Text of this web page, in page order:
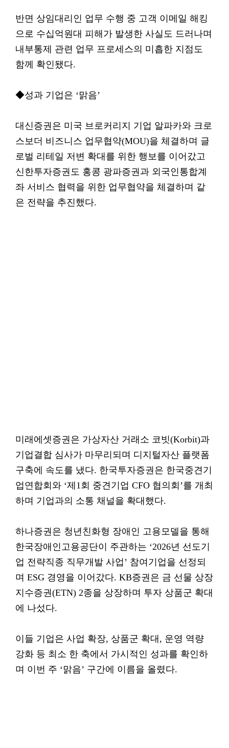
반면 상임대리인 업무 수행 중 고객 이메일 해킹
으로 수십억원대 피해가 발생한 사실도 드러나며
내부통제 관련 업무 프로세스의 미흡한 지점도
함께 확인됐다.
◆성과 기업은 ‘맑음’
대신증권은 미국 브로커리지 기업 알파카와 크로
스보더 비즈니스 업무협약(MOU)을 체결하며 글
로벌 리테일 저변 확대를 위한 행보를 이어갔고
신한투자증권도 홍콩 광파증권과 외국인통합계
좌 서비스 협력을 위한 업무협약을 체결하며 같
은 전략을 추진했다.
미래에셋증권은 가상자산 거래소 코빗(Korbit)과
기업결합 심사가 마무리되며 디지털자산 플랫폼
구축에 속도를 냈다. 한국투자증권은 한국중견기
업연합회와 ‘제1회 중견기업 CFO 협의회’를 개최
하며 기업과의 소통 채널을 확대했다.
하나증권은 청년친화형 장애인 고용모델을 통해
한국장애인고용공단이 주관하는 ‘2026년 선도기
업 전략직종 직무개발 사업’ 참여기업을 선정되
며 ESG 경영을 이어갔다. KB증권은 금 선물 상장
지수증권(ETN) 2종을 상장하며 투자 상품군 확대
에 나섰다.
이들 기업은 사업 확장, 상품군 확대, 운영 역량
강화 등 최소 한 축에서 가시적인 성과를 확인하
며 이번 주 ‘맑음’ 구간에 이름을 올렸다.